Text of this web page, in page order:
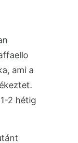
ami a
2 hétig